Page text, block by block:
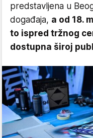
predstavljena u
događaja, a od 18.
to ispred tržnog
dostupna široj